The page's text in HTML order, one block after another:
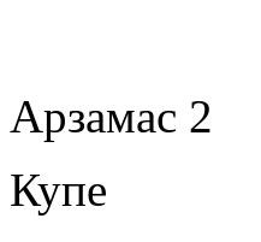
Арзамас 2
Купе